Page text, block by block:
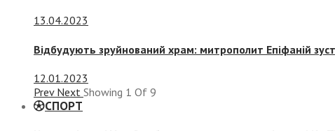
13.04.2023
Відбудують зруйнований храм: митрополит Епіфаній
12.01.2023
Prev Next Showing 1 Of 9
СПОРТ